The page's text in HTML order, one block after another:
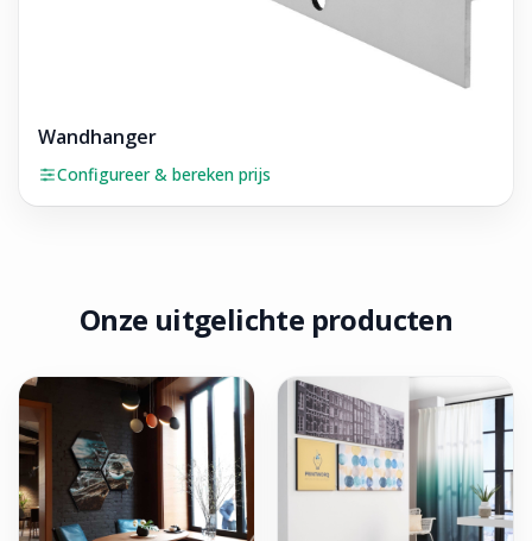
Wandhanger
Configureer & bereken prijs
Onze uitgelichte producten